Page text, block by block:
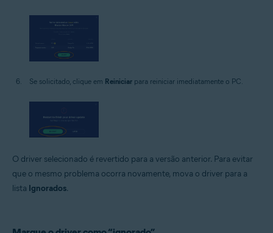
Se solicitado, clique em Reiniciar para reiniciar imediatamente o PC.
O driver selecionado é revertido para a versão anterior. Para evitar
que o mesmo problema ocorra novamente, mova o driver para a
lista Ignorados.